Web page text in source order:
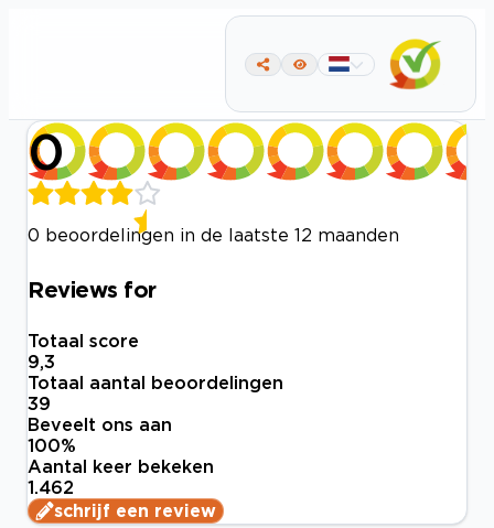
0
0 beoordelingen in de laatste 12 maanden
Reviews for
Totaal score
9,3
Totaal aantal beoordelingen
39
Beveelt ons aan
100%
Aantal keer bekeken
1.462
schrijf een review